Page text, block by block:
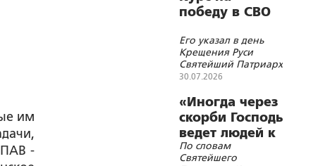
им
ПАВ -
победу в СВО
Его указал в день
Крещения Руси
Святейший Патриарх
Кирилл
30.07.2026
«Иногда через
скорби Господь
ведет людей к
славе»
По словам
Святейшего